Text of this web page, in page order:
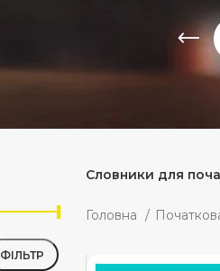
ФІЛЬТР
Словники для
Головна